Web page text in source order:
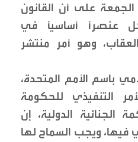
على أن القانون
عنصراً أساسياً في
وهو أمر منتشر
باسم الأمم المتحدة،
التنفيذي للحكومة
الجنائية الدولية، إن
ويجب السماح لها